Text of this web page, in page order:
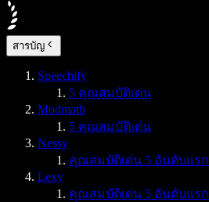
สารบัญ
Speechify
5 คุณสมบัติเด่น
Modmath
5 คุณสมบัติเด่น
Nessy
คุณสมบัติเด่น 5 อันดับแรก
Lexy
คุณสมบัติเด่น 5 อันดับแรก